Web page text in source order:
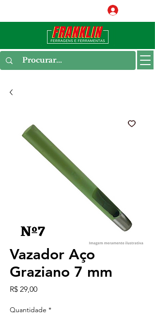
Vazador Aço
Graziano 7 mm
R$ 29,00Preço
Quantidade *